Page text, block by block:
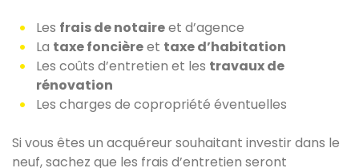
Les frais de notaireet d’agence
La taxe foncièreet taxe d’habitation
Les coûts d’entretien et les travaux de
rénovation
Les charges de copropriété éventuelles
Si vous êtes un acquéreur souhaitant investir dans le
neuf, sachez que les frais d’entretien seront